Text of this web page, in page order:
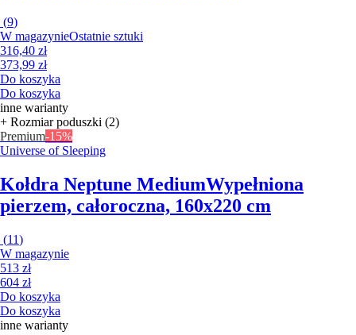
(9)
W magazynieOstatnie sztuki
316,40 zł
373,99 zł
Do koszyka
Do koszyka
inne warianty
+ Rozmiar poduszki (2)
Premium-15%
Universe of Sleeping
Kołdra Neptune MediumWypełniona
pierzem, całoroczna, 160x220 cm
(11)
W magazynie
513 zł
604 zł
Do koszyka
Do koszyka
inne warianty